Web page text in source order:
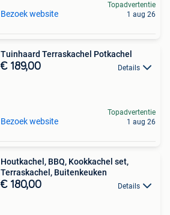
Bezoek website
Topadvertentie
1 aug 26
Tuinhaard Terraskachel Potkachel
€ 189,00 Details
Bezoek website
Topadvertentie
1 aug 26
Houtkachel, BBQ, Kookkachel set,
Terraskachel, Buitenkeuken
€ 180,00 Details